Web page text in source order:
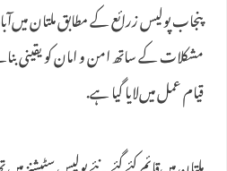
پنجاب پولیس زرائع کے مطابق ملتان
مشکلات کے ساتھ امن و امان کو یقینی
قیام عمل میں‌لایا گیا ہے.